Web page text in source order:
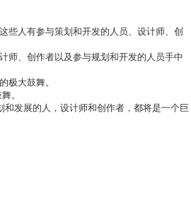
些人有参与策划和开发的人员、设计师、创
师、创作者以及参与规划和开发的人员手中
极大鼓舞。
。
发展的人，设计师和创作者，都将是一个巨